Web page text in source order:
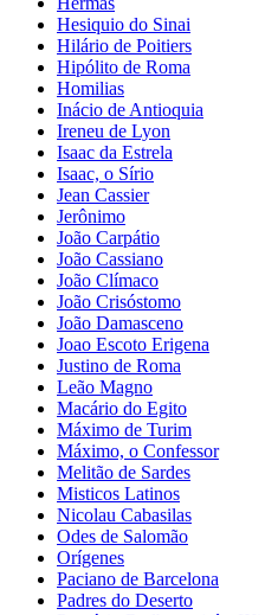
Hesiquio do Sinai
Hilário de Poitiers
Hipólito de Roma
Homilias
Inácio de Antioquia
Ireneu de Lyon
Isaac da Estrela
Isaac, o Sírio
Jean Cassier
Jerônimo
João Carpátio
João Cassiano
João Clímaco
João Crisóstomo
João Damasceno
Joao Escoto Erigena
Justino de Roma
Leão Magno
Macário do Egito
Máximo de Turim
Máximo, o Confessor
Melitão de Sardes
Misticos Latinos
Nicolau Cabasilas
Odes de Salomão
Orígenes
Paciano de Barcelona
Padres do Deserto